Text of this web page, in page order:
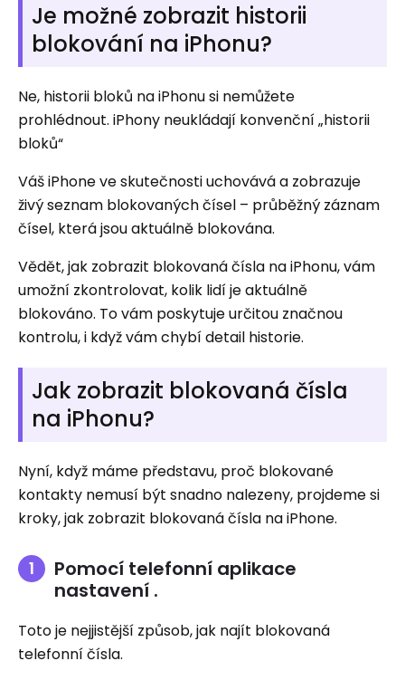
Je možné zobrazit historii
blokování na iPhonu?
Ne, historii bloků na iPhonu si nemůžete
prohlédnout. iPhony neukládají konvenční „historii
bloků“
Váš iPhone ve skutečnosti uchovává a zobrazuje
živý seznam blokovaných čísel – průběžný záznam
čísel, která jsou aktuálně blokována.
Vědět, jak zobrazit blokovaná čísla na iPhonu, vám
umožní zkontrolovat, kolik lidí je aktuálně
blokováno. To vám poskytuje určitou značnou
kontrolu, i když vám chybí detail historie.
Jak zobrazit blokovaná čísla
na iPhonu?
Nyní, když máme představu, proč blokované
kontakty nemusí být snadno nalezeny, projdeme si
kroky, jak zobrazit blokovaná čísla na iPhone.
Pomocí telefonní aplikace
nastavení .
Toto je nejjistější způsob, jak najít blokovaná
telefonní čísla.